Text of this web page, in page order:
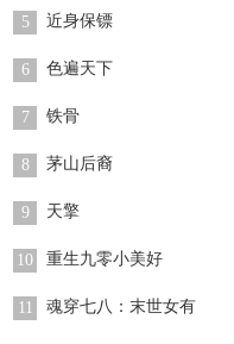
5 近身保镖
6 色遍天下
7 铁骨
8 茅山后裔
9 天擎
10 重生九零小美好
11 魂穿七八：末世女有